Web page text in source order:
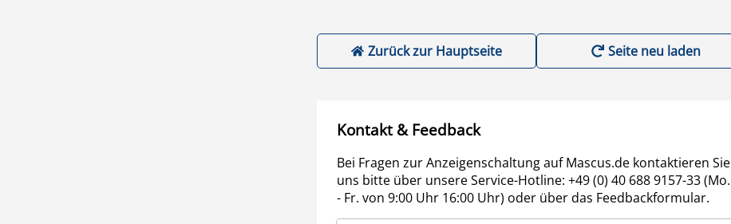
Zurück zur Hauptseite Seite neu laden
Kontakt & Feedback
Bei Fragen zur Anzeigenschaltung auf Mascus.de kontaktieren Sie
uns bitte über unsere Service-Hotline: +49 (0) 40 688 9157-33 (Mo.
- Fr. von 9:00 Uhr 16:00 Uhr) oder über das Feedbackformular.